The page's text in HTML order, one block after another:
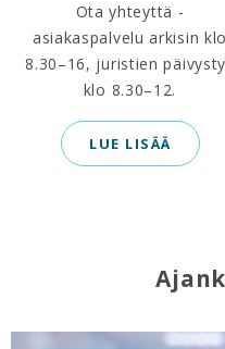
Ota yhteyttä -
asiakaspalvelu arkisin klo
8.30–16, juristien
klo 8.30–12.
LUE LISÄÄ